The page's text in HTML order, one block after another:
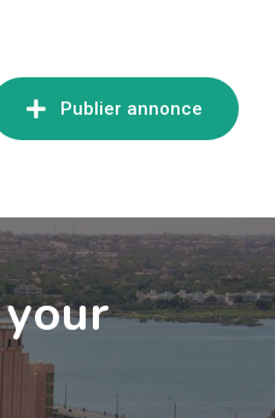
Publier annonce